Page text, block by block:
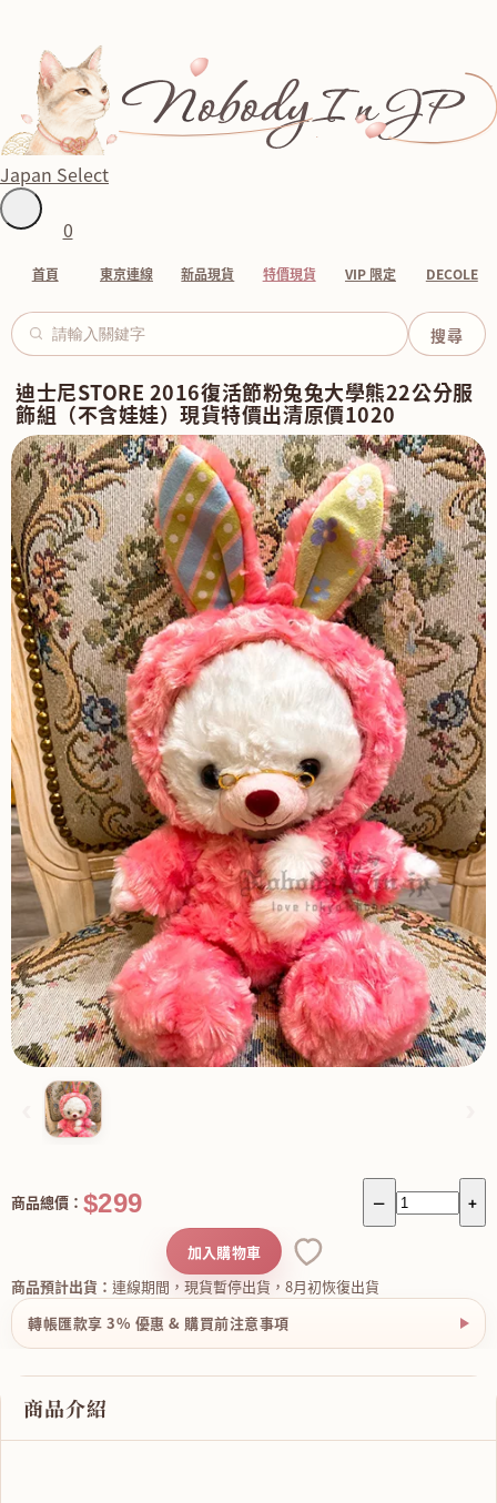
Japan Select
0
首頁 東京連線 新品現貨 特價現貨 VIP 限定 DECOLE
迪士尼STORE 2016復活節粉兔兔大學熊22公分服
飾組（不含娃娃）現貨特價出清原價1020
－ +
商品總價： $299
商品預計出貨： 連線期間，現貨暫停出貨，8月初恢復出貨
加入購物車
轉帳匯款享 3% 優惠 & 購買前注意事項
商品介紹